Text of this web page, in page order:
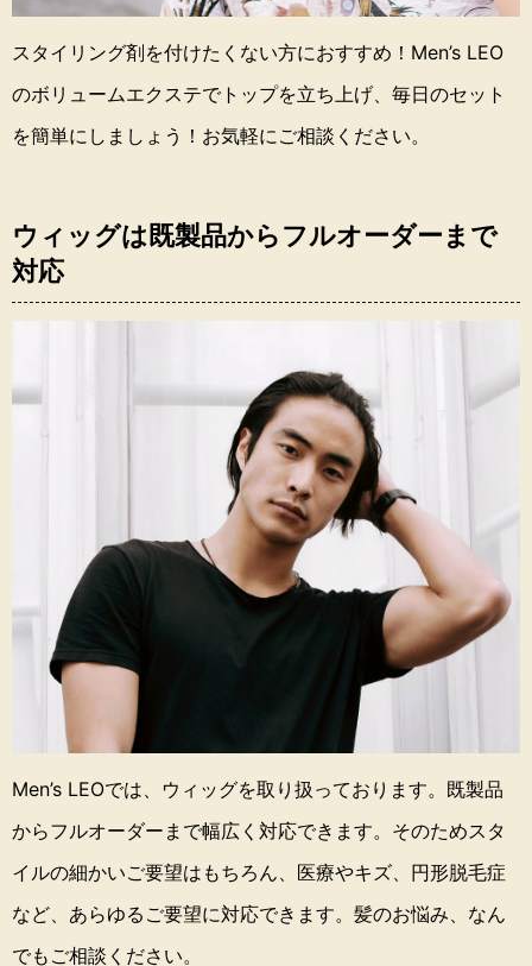
スタイリング剤を付けたくない方におすすめ！ Men’s LEO
のボリュームエクステでトップを立ち上げ、毎日のセット
を簡単にしましょう！ お気軽にご相談ください。
ウィッグは既製品からフルオーダーまで
対応
Men’s LEOでは、ウィッグを取り扱っております。 既製品
からフルオーダーまで幅広く対応できます。 そのためスタ
イルの細かいご要望はもちろん、医療やキズ、円形脱毛症
など、あらゆるご要望に対応できます。 髪のお悩み、なん
でもご相談ください。